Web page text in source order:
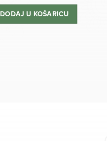
DODAJ U KOŠARICU